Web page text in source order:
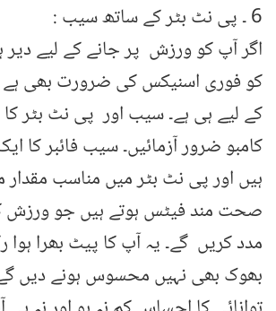
6 ۔ پی نٹ بٹر کے ساتھ سیب :
اگر آپ کو ورزش پر جانے کے لیے دیر
کو فوری اسنیکس کی ضرورت بھی
کے لیے ہی ہے۔ سیب اور پی نٹ بٹر کا
کامبو ضرور آزمائیں۔ سیب فائبر کا
ہیں اور پی نٹ بٹر میں مناسب مقدار
صحت مند فیٹس ہوتے ہیں جو ورزش
مدد کریں گے۔ یہ آپ کا پیٹ بھرا ہوا
بھوک بھی نہیں محسوس ہونے دیں